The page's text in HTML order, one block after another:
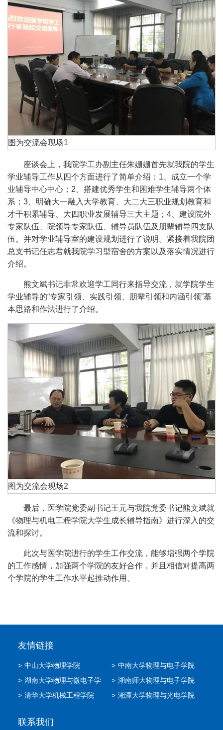
图为交流会现场1
座谈会上，我院学工办副主任朱姗姗首先就我院的学生
学业辅导工作从四个方面进行了简单介绍： 1 、成立一个学
业辅导中心中心； 2 、搭建优秀学生和困难学生辅导两个体
系； 3 、明确大一融入大学教育、大二大三职业规划教育和
才干积累辅导、大四职业发展辅导三大主题； 4 、建设院外
专家队伍、院领导专家队伍、辅导员队伍及朋辈辅导四支队
伍。并对学业辅导室的建设规划进行了说明。紧接着我院团
总支书记任志君就我院学习型宿舍的方案以及落实情况进行
介绍。
熊文斌书记非常欢迎学工同行来指导交流，就学院学生
学业辅导的“专家引领、实践引领、朋辈引领和内涵引领”基
本思路和作法进行了介绍。
图为交流会现场2
最后，医学院党委副书记王元与我院党委书记熊文斌就
《物理与机电工程学院大学生成长辅导指南》进行深入的交
流和探讨。
此次与医学院进行的学生工作交流，能够增强两个学院
的工作感情，加强两个学院的友好合作，并且相信对提高两
个学院的学生工作水平起推动作用。
友情链接
> 中山大学物理学院 > 中南大学物理与电子学院
> 湖南大学物理与微电子学
> 湖南师大物理与电子学院
> 清华大学机械工程学院 > 湘潭大学物理与光电学院
联系我们